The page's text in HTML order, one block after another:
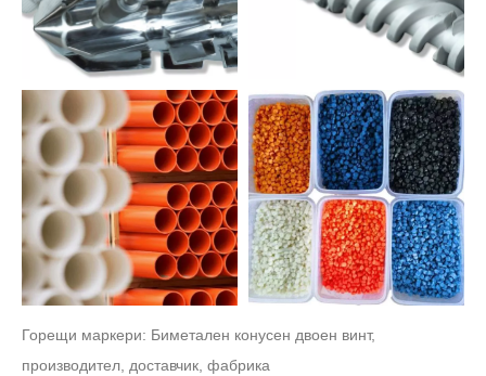
Горещи маркери: Биметален конусен двоен винт,
производител, доставчик, фабрика